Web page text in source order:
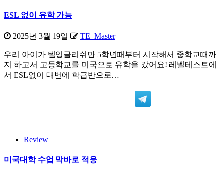
ESL 없이 유학 가능
2025년 3월 19일 TE_Master
우리 아이가 텔잉글리쉬만 5학년때부터 시작해서 중학교때까
지 하고서 고등학교를 미국으로 유학을 갔어요! 레벨테스트에
서 ESL없이 대번에 학급반으로…
Review
미국대학 수업 막바로 적응